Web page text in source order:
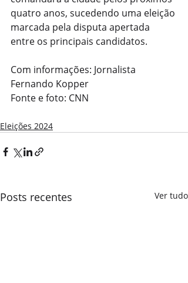
quatro anos, sucedendo uma eleição
marcada pela disputa apertada
entre os principais candidatos.
Com informações: Jornalista
Fernando Kopper
Fonte e foto: CNN
Eleições 2024
Posts recentes Ver tudo